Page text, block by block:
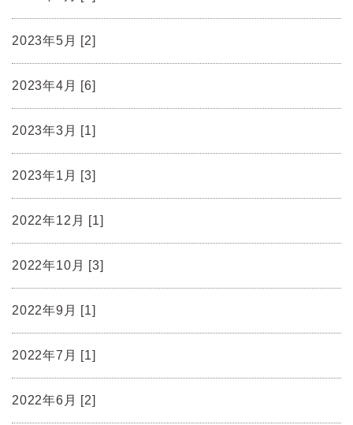
2023年5月 [2]
2023年4月 [6]
2023年3月 [1]
2023年1月 [3]
2022年12月 [1]
2022年10月 [3]
2022年9月 [1]
2022年7月 [1]
2022年6月 [2]